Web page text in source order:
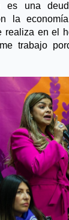
es una
la
realiza en el
trabajo